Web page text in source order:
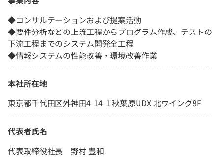
◆コンサルテーションおよび提案活動
◆要件分析などの上流工程からプログラム作成、テストの
下流工程までのシステム開発全工程
◆情報システムの性能改善・環境改善作業
本社所在地
東京都千代田区外神田4-14-1 秋葉原UDX 北ウイング8F
代表者氏名
代表取締役社長 野村 豊和